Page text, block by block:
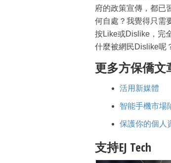
府的政策宣傳，都已
何自處？我覺得只需
按Like或Dislike，完
什麼被網民Dislike呢
更多方保僑文
活用新媒體
智能手機市場
保護你的個人
支持EJ Tech